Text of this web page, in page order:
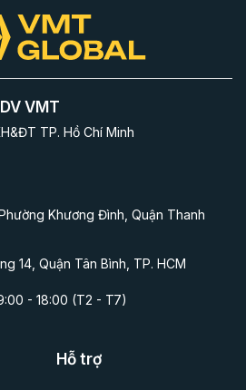
VMT
TP. Hồ Chí Minh
Khương Đình, Quận Thanh
14, Quận Tân Bình, TP. HCM
- 18:00 (T2 - T7)
Hỗ trợ